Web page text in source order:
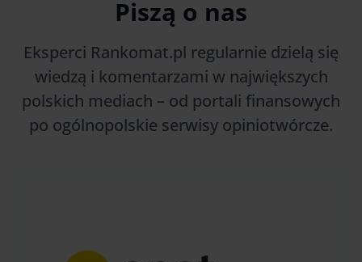
Piszą o nas
Eksperci Rankomat.pl regularnie dzielą się
wiedzą i komentarzami w największych
polskich mediach – od portali finansowych
po ogólnopolskie serwisy opiniotwórcze.